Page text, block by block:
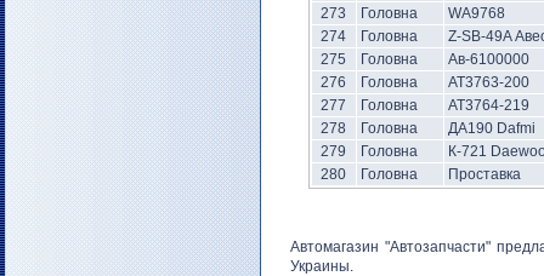
273
Головна
WA9768
274
Головна
Z-SB-49A
275
Головна
Ав-6100000
276
Головна
АТ3763-200
277
Головна
АТ3764-219
278
Головна
ДА190 Dafmi
279
Головна
К-721
280
Головна Проставка
Автомагазин "Автозапчасти"
Украины.